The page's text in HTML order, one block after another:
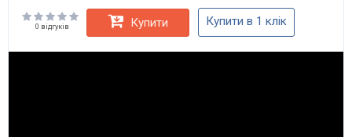
0 відгуків Купити Купити в 1 клік